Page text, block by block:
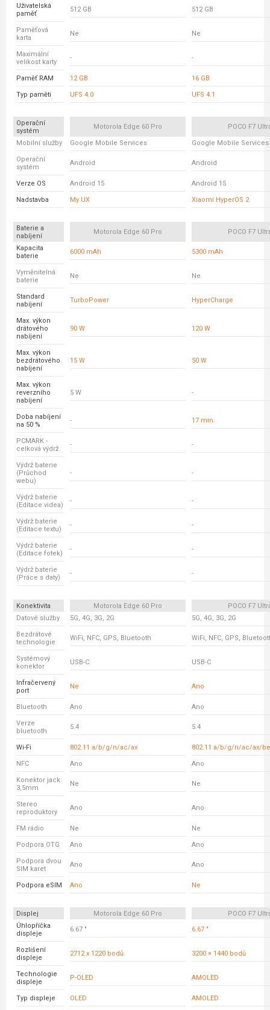
Uživatelská
paměť
512 GB 512 GB
Paměťová
karta
Ne Ne
Maximální
velikost karty
- -
Paměť RAM 12 GB 16 GB
Typ paměti UFS 4.0 UFS 4.1
Operační
systém
Motorola Edge 60 Pro POCO F7
Mobilní služby Google Mobile Services Google Mobile Services
Operační
systém
Android Android
Verze OS Android 15 Android 15
Nadstavba My UX Xiaomi HyperOS 2
Baterie a
nabíjení
Motorola Edge 60 Pro POCO F7
Kapacita
baterie
6000 mAh 5300 mAh
Vyměnitelná
baterie
Ne Ne
Standard
nabíjení
TurboPower HyperCharge
Max. výkon
drátového
nabíjení
90 W 120 W
Max. výkon
bezdrátového
nabíjení
15 W 50 W
Max. výkon
reverzního
nabíjení
5 W -
Doba nabíjení
na 50 %
- 17 min.
PCMARK -
celková výdrž
- -
Výdrž baterie
(Průchod
webu)
- -
Výdrž baterie
(Editace videa)
- -
Výdrž baterie
(Editace textu)
- -
Výdrž baterie
(Editace fotek)
- -
Výdrž baterie
(Práce s daty)
- -
Konektivita Motorola Edge 60 Pro
POCO F7
Datové služby
5G, 4G, 3G, 2G 5G, 4G, 3G, 2G
Bezdrátové
technologie
WiFi, NFC, GPS, Bluetooth WiFi, NFC, GPS,
Systémový
konektor
USB-C USB-C
Infračervený
port
Ne Ano
Bluetooth Ano Ano
Verze
bluetooth
5.4 5.4
Wi-Fi 802.11 a/b/g/n/ac/ax 802.11 a/b/g/n/ac/ax/be
NFC Ano Ano
Konektor jack
3,5mm
Ne Ne
Stereo
reproduktory
Ano Ano
FM rádio Ne Ne
Podpora OTG Ano Ano
Podpora dvou
SIM karet
Ano Ano
Podpora eSIM Ano Ne
Displej Motorola Edge 60 Pro
POCO F7
Úhlopříčka
displeje
6.67 " 6.67 "
Rozlišení
displeje
2712 x 1220 bodů 3200 × 1440 bodů
Technologie
displeje
P-OLED AMOLED
Typ displeje OLED AMOLED